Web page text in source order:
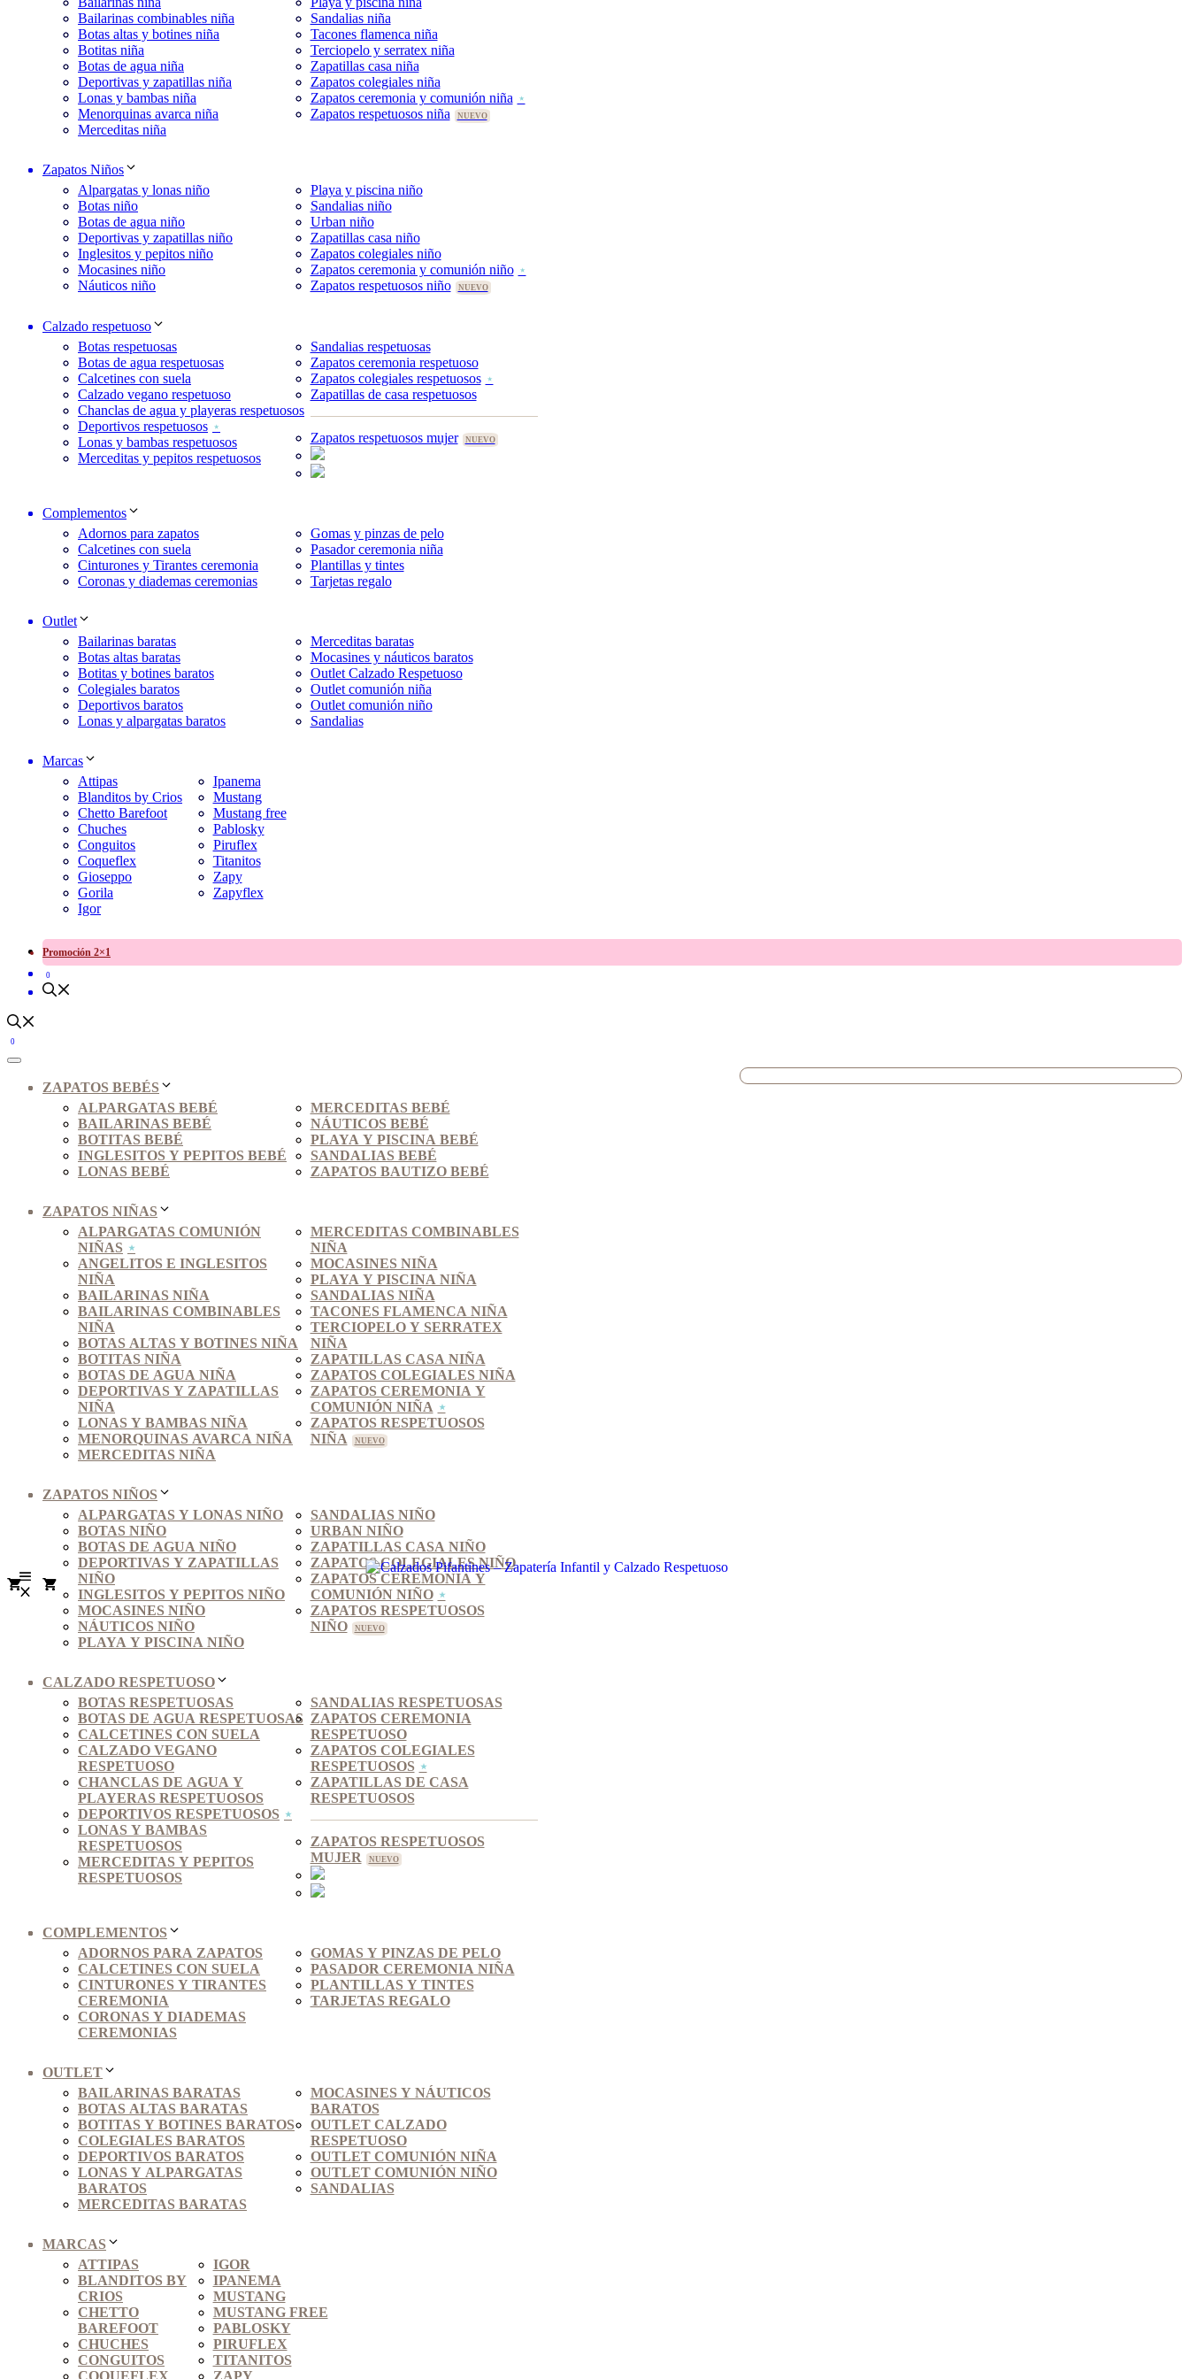
Bailarinas combinables niña
Botas altas y botines niña
Botitas niña
Botas de agua niña
Deportivas y zapatillas niña
Lonas y bambas niña
Menorquinas avarca niña
Merceditas niña
Sandalias niña
Tacones flamenca niña
Terciopelo y serratex niña
Zapatillas casa niña
Zapatos colegiales niña
Zapatos ceremonia y comunión niña
Zapatos respetuosos niña
Zapatos Niños
Alpargatas y lonas niño
Botas niño
Botas de agua niño
Deportivas y zapatillas niño
Inglesitos y pepitos niño
Mocasines niño
Náuticos niño
Playa y piscina niño
Sandalias niño
Urban niño
Zapatillas casa niño
Zapatos colegiales niño
Zapatos ceremonia y comunión niño
Zapatos respetuosos niño
Calzado respetuoso
Botas respetuosas
Botas de agua respetuosas
Calcetines con suela
Calzado vegano respetuoso
Chanclas de agua y playeras respetuosos
Deportivos respetuosos
Lonas y bambas respetuosos
Merceditas y pepitos respetuosos
Sandalias respetuosas
Zapatos ceremonia respetuoso
Zapatos colegiales respetuosos
Zapatillas de casa respetuosos
Zapatos respetuosos mujer
Complementos
Adornos para zapatos
Calcetines con suela
Cinturones y Tirantes ceremonia
Coronas y diademas ceremonias
Gomas y pinzas de pelo
Pasador ceremonia niña
Plantillas y tintes
Tarjetas regalo
Outlet
Bailarinas baratas
Botas altas baratas
Botitas y botines baratos
Colegiales baratos
Deportivos baratos
Lonas y alpargatas baratos
Merceditas baratas
Mocasines y náuticos baratos
Outlet Calzado Respetuoso
Outlet comunión niña
Outlet comunión niño
Sandalias
Marcas
Attipas
Blanditos by Crios
Chetto Barefoot
Chuches
Conguitos
Coqueflex
Gioseppo
Gorila
Igor
Ipanema
Mustang
Mustang free
Pablosky
Piruflex
Titanitos
Zapy
Zapyflex
Promoción 2×1
0
0
ZAPATOS BEBÉS
ALPARGATAS BEBÉ
BAILARINAS BEBÉ
BOTITAS BEBÉ
INGLESITOS Y PEPITOS BEBÉ
LONAS BEBÉ
MERCEDITAS BEBÉ
NÁUTICOS BEBÉ
PLAYA Y PISCINA BEBÉ
SANDALIAS BEBÉ
ZAPATOS BAUTIZO BEBÉ
ZAPATOS NIÑAS
ALPARGATAS COMUNIÓN
NIÑAS
ANGELITOS E INGLESITOS
NIÑA
BAILARINAS NIÑA
BAILARINAS COMBINABLES
NIÑA
BOTAS ALTAS Y BOTINES NIÑA
BOTITAS NIÑA
BOTAS DE AGUA NIÑA
DEPORTIVAS Y ZAPATILLAS
NIÑA
LONAS Y BAMBAS NIÑA
MENORQUINAS AVARCA NIÑA
MERCEDITAS NIÑA
MERCEDITAS COMBINABLES
NIÑA
MOCASINES NIÑA
PLAYA Y PISCINA NIÑA
SANDALIAS NIÑA
TACONES FLAMENCA NIÑA
TERCIOPELO Y SERRATEX
NIÑA
ZAPATILLAS CASA NIÑA
ZAPATOS COLEGIALES NIÑA
ZAPATOS CEREMONIA Y
COMUNIÓN NIÑA
ZAPATOS RESPETUOSOS
NIÑA
ZAPATOS NIÑOS
ALPARGATAS Y LONAS NIÑO
BOTAS NIÑO
BOTAS DE AGUA NIÑO
DEPORTIVAS Y ZAPATILLAS
NIÑO
INGLESITOS Y PEPITOS NIÑO
MOCASINES NIÑO
NÁUTICOS NIÑO
PLAYA Y PISCINA NIÑO
SANDALIAS NIÑO
URBAN NIÑO
ZAPATILLAS CASA NIÑO
ZAPATOS COLEGIALES NIÑO
ZAPATOS CEREMONIA Y
COMUNIÓN NIÑO
ZAPATOS RESPETUOSOS
NIÑO
CALZADO RESPETUOSO
BOTAS RESPETUOSAS
BOTAS DE AGUA RESPETUOSAS
CALCETINES CON SUELA
CALZADO VEGANO
RESPETUOSO
CHANCLAS DE AGUA Y
PLAYERAS RESPETUOSOS
DEPORTIVOS RESPETUOSOS
LONAS Y BAMBAS
RESPETUOSOS
MERCEDITAS Y PEPITOS
RESPETUOSOS
SANDALIAS RESPETUOSAS
ZAPATOS CEREMONIA
RESPETUOSO
ZAPATOS COLEGIALES
RESPETUOSOS
ZAPATILLAS DE CASA
RESPETUOSOS
ZAPATOS RESPETUOSOS
MUJER
COMPLEMENTOS
ADORNOS PARA ZAPATOS
CALCETINES CON SUELA
CINTURONES Y TIRANTES
CEREMONIA
CORONAS Y DIADEMAS
CEREMONIAS
GOMAS Y PINZAS DE PELO
PASADOR CEREMONIA NIÑA
PLANTILLAS Y TINTES
TARJETAS REGALO
OUTLET
BAILARINAS BARATAS
BOTAS ALTAS BARATAS
BOTITAS Y BOTINES BARATOS
COLEGIALES BARATOS
DEPORTIVOS BARATOS
LONAS Y ALPARGATAS
BARATOS
MERCEDITAS BARATAS
MOCASINES Y NÁUTICOS
BARATOS
OUTLET CALZADO
RESPETUOSO
OUTLET COMUNIÓN NIÑA
OUTLET COMUNIÓN NIÑO
SANDALIAS
MARCAS
ATTIPAS
BLANDITOS BY
CRIOS
CHETTO
BAREFOOT
CHUCHES
CONGUITOS
IGOR
IPANEMA
MUSTANG
MUSTANG FREE
PABLOSKY
PIRUFLEX
TITANITOS